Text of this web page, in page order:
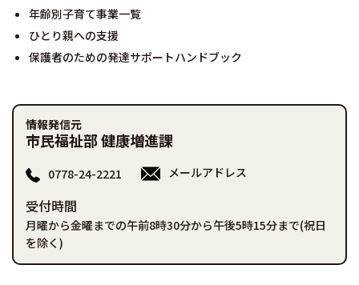
年齢別子育て事業一覧
ひとり親への支援
保護者のための発達サポートハンドブック
情報発信元
市民福祉部 健康増進課
0778-24-2221 メールアドレス
受付時間
月曜から金曜までの午前8時30分から午後5時15分まで(祝日
を除く)